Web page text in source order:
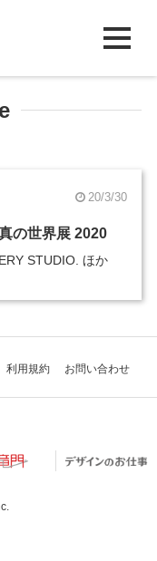
20/3/30
の世界展 2020
STUDIO. ほか
利用規約 お問い合わせ